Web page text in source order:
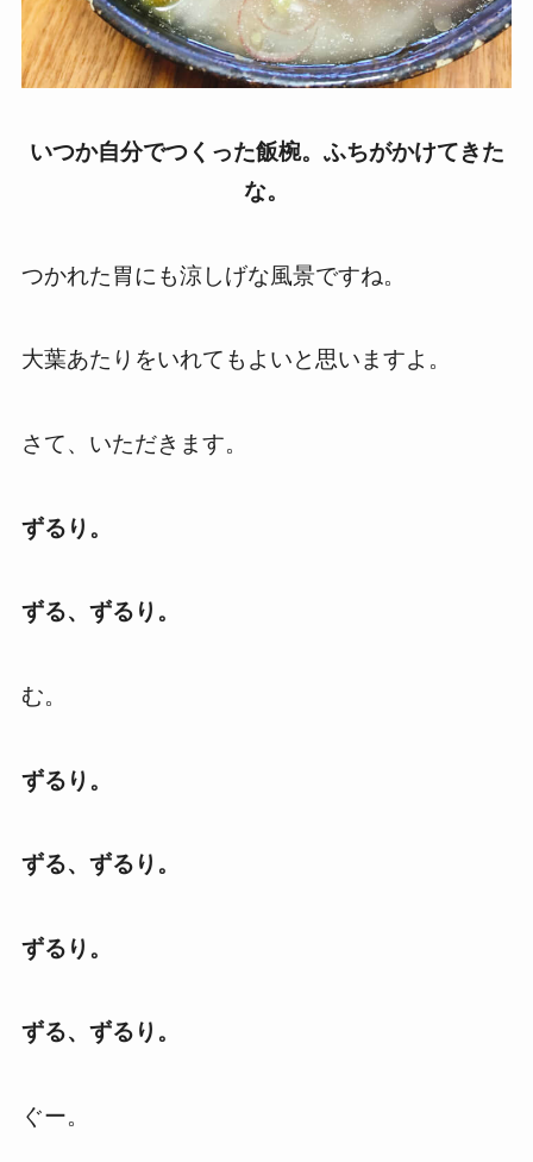
いつか自分でつくった飯椀。ふちがかけてきた
な。
つかれた胃にも涼しげな風景ですね。
大葉あたりをいれてもよいと思いますよ。
さて、いただきます。
ずるり。
ずる、ずるり。
む。
ずるり。
ずる、ずるり。
ずるり。
ずる、ずるり。
ぐー。